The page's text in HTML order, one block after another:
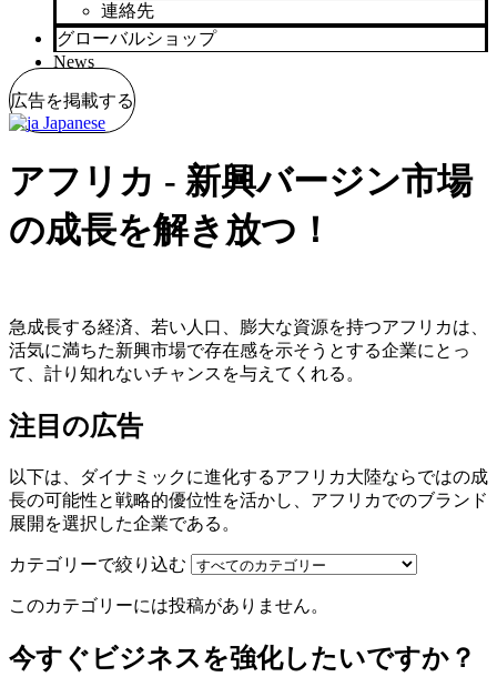
連絡先
グローバルショップ
News
広告を掲載する
Japanese
アフリカ - 新興バージン市場
の成長を解き放つ！
急成長する経済、若い人口、膨大な資源を持つアフリカは、
活気に満ちた新興市場で存在感を示そうとする企業にとっ
て、計り知れないチャンスを与えてくれる。
注目の広告
以下は、ダイナミックに進化するアフリカ大陸ならではの成
長の可能性と戦略的優位性を活かし、アフリカでのブランド
展開を選択した企業である。
カテゴリーで絞り込む
このカテゴリーには投稿がありません。
今すぐビジネスを強化したいですか？